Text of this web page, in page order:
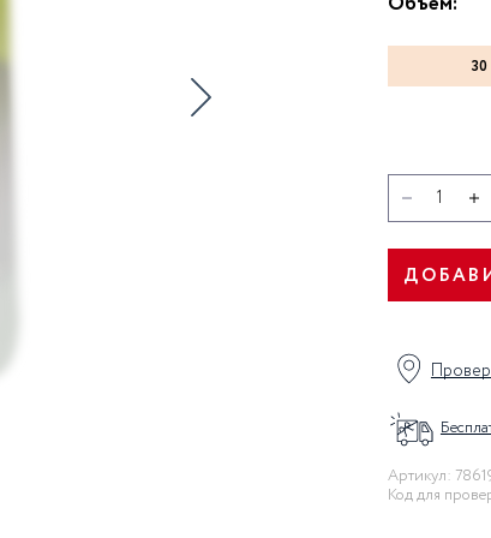
30
Артикул:
Код для